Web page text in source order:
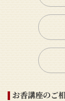
お香講座のご